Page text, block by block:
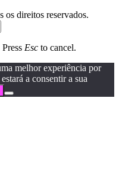
direitos reservados.
Esc to cancel.
melhor experiência por
a consentir a sua